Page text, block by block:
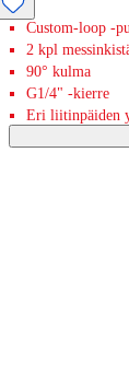
Custom-loop -
2 kpl
90° kulma
G1/4" -kierre
Eri liitinpäiden